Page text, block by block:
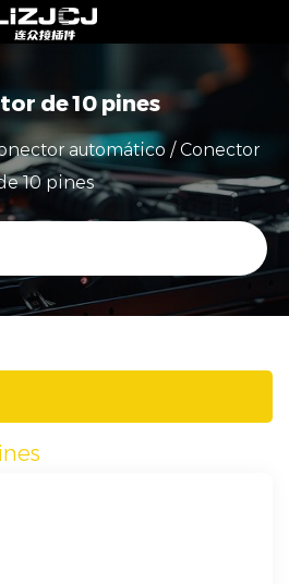
de 10 pines
automático / Conector
10 pines